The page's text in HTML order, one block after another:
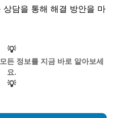
담을 통해 해결 방안을 마
💡
든 정보를 지금 바로 알아보세
요.
💡